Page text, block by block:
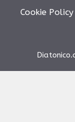
Cookie Policy